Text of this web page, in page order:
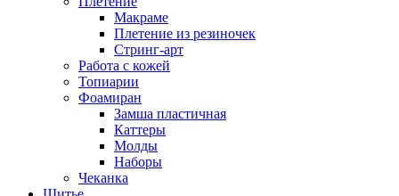
Макраме
Плетение из резиночек
Стринг-арт
Работа с кожей
Топиарии
Фоамиран
Замша пластичная
Каттеры
Молды
Наборы
Чеканка